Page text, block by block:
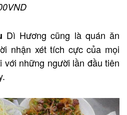
Dì Hương cũng là quán ăn
nhận xét tích cực của mọi
với những người lần đầu tiên